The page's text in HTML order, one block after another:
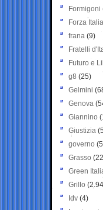
Formigoni
Forza Italia
frana (9)
Fratelli
Futuro e
g8 (25)
Gelmini
Genova
Giannino
Giustizia
governo
Grasso
Green
Grillo
Idv (4)